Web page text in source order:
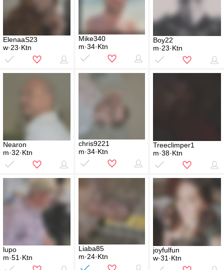
ElenaaS23
w·23·Ktn
Mike340
m·34·Ktn
Boy22
m·23·Ktn
Nearon
m·32·Ktn
chris9221
m·34·Ktn
Treeclimper1
m·38·Ktn
lupo
m·51·Ktn
Liaba85
m·24·Ktn
joyfulfun
w·31·Ktn